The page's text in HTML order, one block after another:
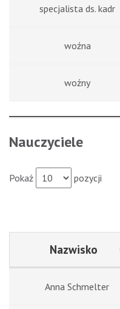
specjalista ds. kadr
woźna
woźny
Nauczyciele
Pokaż pozycji
Nazwisko
Anna Schmelter